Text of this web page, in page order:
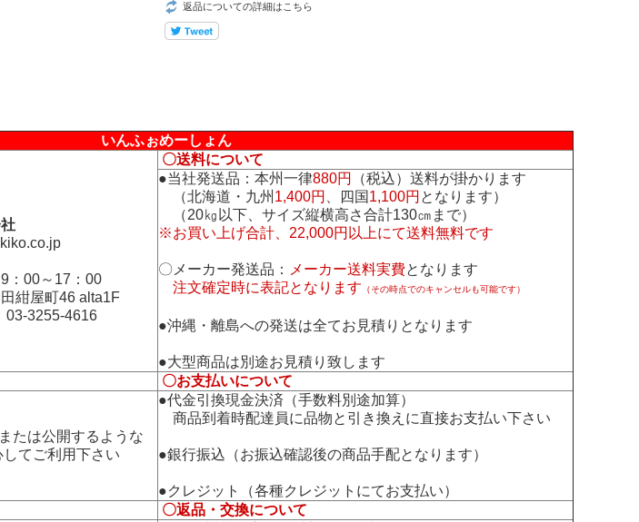
返品についての詳細はこちら
いんふぉめーしょん
：00～17：00
紺屋町46 alta1F
3255-4616
〇送料について
●当社発送品：本州一律880円
（税込）送料が掛かります
（北海道・九州 1,400円 、四国 1,100円 となります）
（20㎏以下、サイズ縦横高さ合計130㎝まで）
※お買い上げ合計、22,000円以上にて送料無料です
〇メーカー発送品： メーカー送料実費となります
注文確定時に表記となります （その時点でのキャンセルも可能です）
●沖縄・離島への発送は全てお見積りとなります
●大型商品は別途お見積り致します
〇お支払いについて
たは公開するような
てご利用下さい
●代金引換現金決済（手数料別途加算）
商品到着時配達員に品物と引き換えに直接お支払い下さい
●銀行振込（お振込確認後の商品手配となります）
●クレジット（各種クレジットにてお支払い）
〇返品・交換について